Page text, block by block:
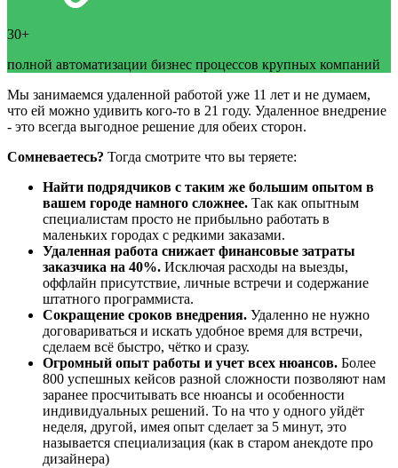
30+
полной автоматизации бизнес процессов крупных компаний
Мы занимаемся удаленной работой уже 11 лет и не думаем,
что ей можно удивить кого-то в 21 году. Удаленное внедрение
- это всегда выгодное решение для обеих сторон.
Сомневаетесь? Тогда смотрите что вы теряете:
Найти подрядчиков с таким же большим опытом в
вашем городе намного сложнее. Так как опытным
специалистам просто не прибыльно работать в
маленьких городах с редкими заказами.
Удаленная работа снижает финансовые затраты
заказчика на 40%. Исключая расходы на выезды,
оффлайн присутствие, личные встречи и содержание
штатного программиста.
Сокращение сроков внедрения. Удаленно не нужно
договариваться и искать удобное время для встречи,
сделаем всё быстро, чётко и сразу.
Огромный опыт работы и учет всех нюансов. Более
800 успешных кейсов разной сложности позволяют нам
заранее просчитывать все нюансы и особенности
индивидуальных решений. То на что у одного уйдёт
неделя, другой, имея опыт сделает за 5 минут, это
называется специализация (как в старом анекдоте про
дизайнера)